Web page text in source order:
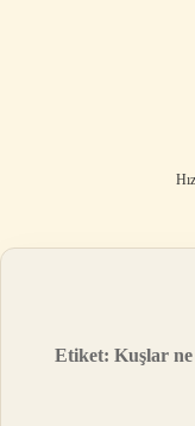
Etiket:Kuşlar ne